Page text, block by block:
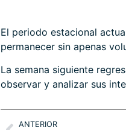
El periodo estacional
permanecer sin apenas
La semana siguiente
observar y analizar sus
ANTERIOR